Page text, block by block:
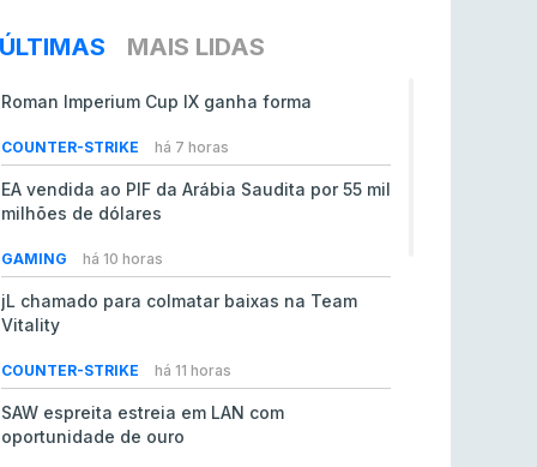
ÚLTIMAS MAIS LIDAS
Roman Imperium Cup IX ganha forma
COUNTER-STRIKE há 7 horas
EA vendida ao PIF da Arábia Saudita por 55 mil
milhões de dólares
GAMING há 10 horas
jL chamado para colmatar baixas na Team
Vitality
COUNTER-STRIKE há 11 horas
SAW espreita estreia em LAN com
oportunidade de ouro